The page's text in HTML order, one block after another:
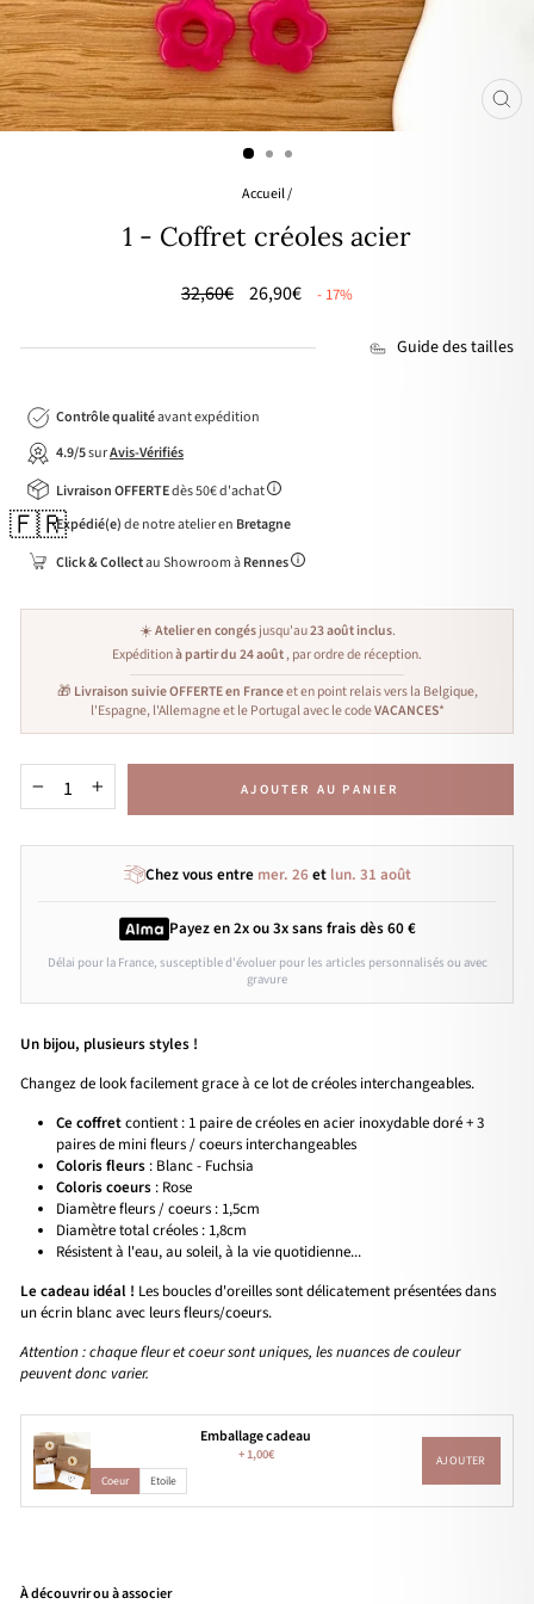
Accueil/
1 - Coffret créoles acier
Prix
32,60€
🌸
26,90€ - 17%
Guide des tailles
Contrôle qualitéavant expédition
4.9/5surAvis-Vérifiés
Livraison OFFERTEdès 50€ d'achat
🇫🇷Expédié(e)de notre atelier en Bretagne
Click & Collectau Showroom àRennes
☀️Atelier en congésjusqu'au23 août inclus.
Expéditionà partir du 24 août, par ordre de réception.
🎁 Livraison suivie OFFERTE en Franceet en point relais vers la Belgique,
l'Espagne, l'Allemagne et le Portugal avec le codeVACANCES*
+ AJOUTER AU PANIER
Chez vous entre mer. 26et lun. 31 août
Payez en 2x ou 3xsans fraisdès 60 €
Délai pour la France, susceptible d'évoluer pour les articles personnalisés ou avec
gravure
Un bijou, plusieurs styles !
Changez de look facilement grace à ce lot de créoles interchangeables.
Ce coffretcontient : 1 paire de créoles en acier inoxydable doré + 3
paires de mini fleurs / coeurs interchangeables
Coloris fleurs : Blanc - Fuchsia
Coloris coeurs : Rose
Diamètre fleurs / coeurs : 1,5cm
Diamètre total créoles : 1,8cm
Résistent à l'eau, au soleil, à la vie quotidienne...
Le cadeau idéal ! Les boucles d'oreilles sont délicatement présentées dans
un écrin blanc avec leurs fleurs/coeurs.
Attention : chaque fleur et coeur sont uniques, les nuances de couleur
peuvent donc varier.
Emballage cadeau
+1,00€
Coeur Etoile
AJOUTER
À découvrir ou à associer